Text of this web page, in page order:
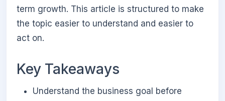
term growth. This article is structured to make
the topic easier to understand and easier to
act on.
Key Takeaways
Understand the business goal before